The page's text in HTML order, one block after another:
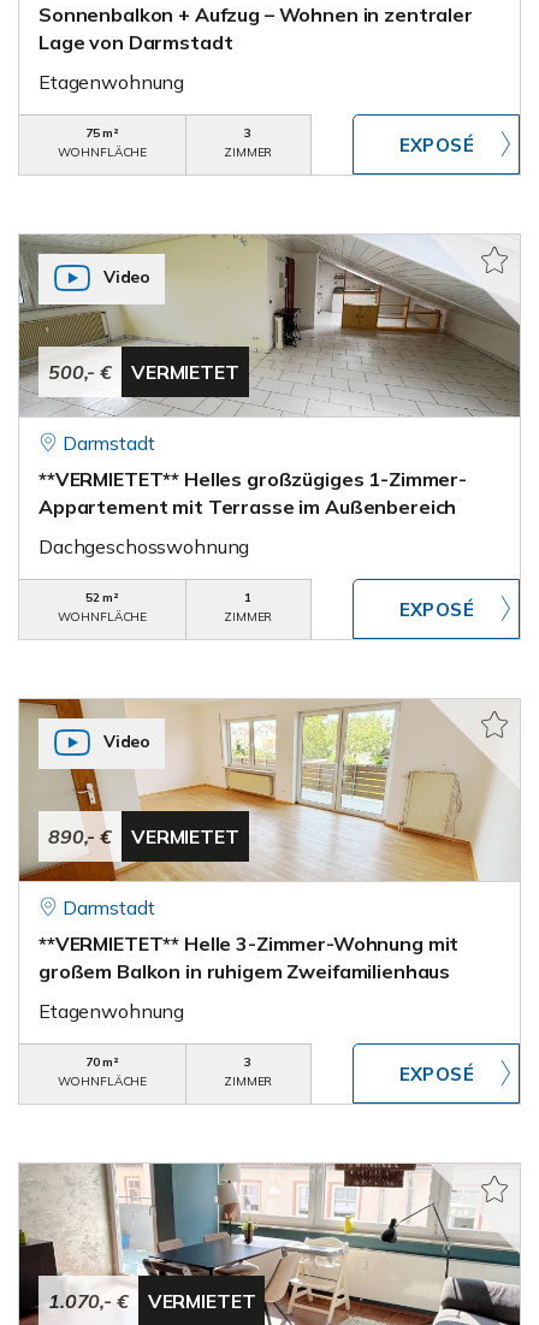
Sonnenbalkon + Aufzug – Wohnen in zentraler
Lage von Darmstadt
Etagenwohnung
75 m²
WOHNFLÄCHE
3
ZIMMER
500,- € VERMIETET
Video
Darmstadt
**VERMIETET** Helles großzügiges 1-Zimmer-
Appartement mit Terrasse im Außenbereich
Dachgeschosswohnung
52 m²
WOHNFLÄCHE
1
ZIMMER
890,- € VERMIETET
Video
Darmstadt
**VERMIETET** Helle 3-Zimmer-Wohnung mit
großem Balkon in ruhigem Zweifamilienhaus
Etagenwohnung
70 m²
WOHNFLÄCHE
3
ZIMMER
1.070,- € VERMIETET